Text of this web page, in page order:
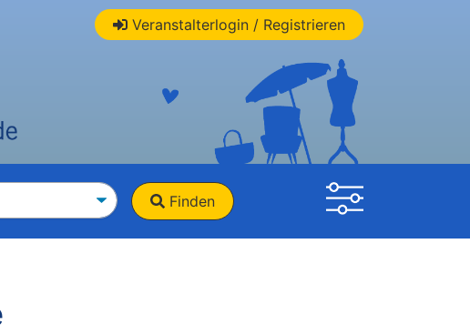
Veranstalterlogin / Registrieren
Finden